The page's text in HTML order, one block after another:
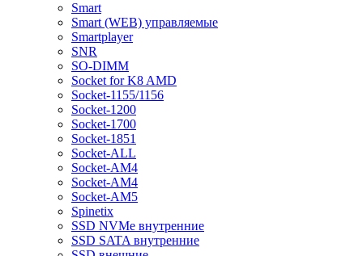
Smart
Smart (WEB) управляемые
Smartplayer
SNR
SO-DIMM
Socket for K8 AMD
Socket-1155/1156
Socket-1200
Socket-1700
Socket-1851
Socket-ALL
Socket-AM4
Socket-AM4
Socket-AM5
Spinetix
SSD NVMe внутренние
SSD SATA внутренние